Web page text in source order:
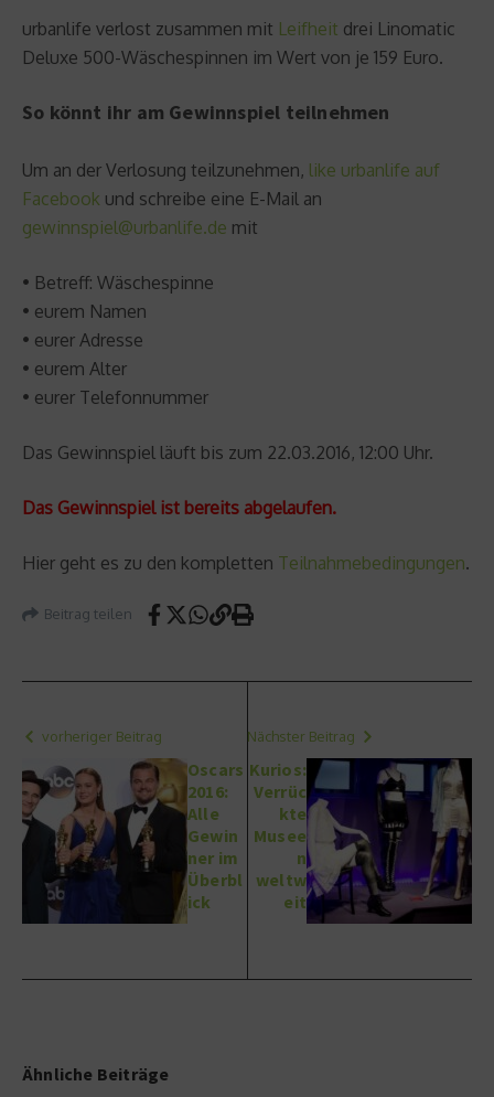
urbanlife verlost zusammen mit Leifheit drei Linomatic
Deluxe 500-Wäschespinnen im Wert von je 159 Euro.
So könnt ihr am Gewinnspiel teilnehmen
Um an der Verlosung teilzunehmen, like urbanlife auf
Facebook und schreibe eine E-Mail an
gewinnspiel@urbanlife.de mit
• Betreff: Wäschespinne
• eurem Namen
• eurer Adresse
• eurem Alter
• eurer Telefonnummer
Das Gewinnspiel läuft bis zum 22.03.2016, 12:00 Uhr.
Das Gewinnspiel ist bereits abgelaufen.
Hier geht es zu den kompletten Teilnahmebedingungen.
Beitrag teilen
vorheriger Beitrag
Oscars
2016:
Alle
Gewin
ner im
Überbl
ick
Nächster Beitrag
Kurios:
Verrüc
kte
Musee
n
weltw
eit
Ähnliche Beiträge